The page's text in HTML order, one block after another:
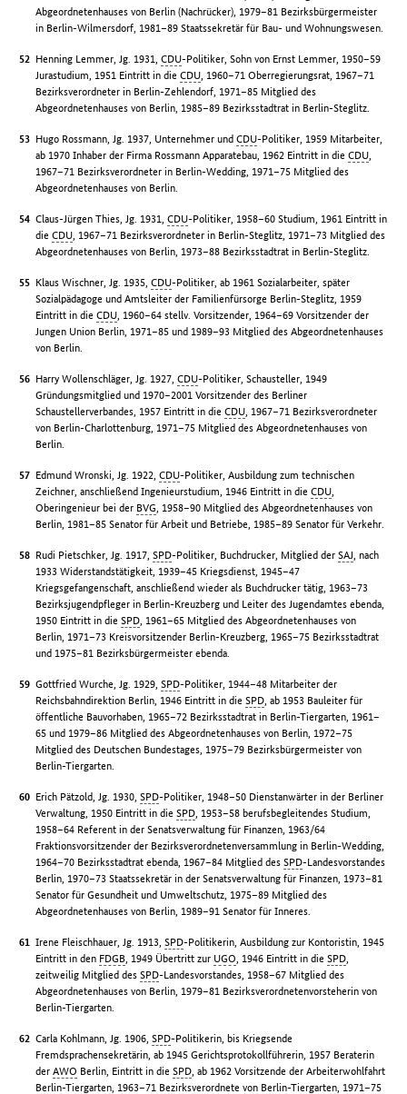
Abgeordnetenhauses von Berlin (Nachrücker), 1979–81 Bezirksbürgermeister
in Berlin-Wilmersdorf, 1981–89 Staatssekretär für Bau- und Wohnungswesen.
Henning Lemmer, Jg. 1931,CDU-Politiker, Sohn von Ernst Lemmer, 1950–59
Jurastudium, 1951 Eintritt in dieCDU , 1960–71 Oberregierungsrat, 1967–71
Bezirksverordneter in Berlin-Zehlendorf, 1971–85 Mitglied des
Abgeordnetenhauses von Berlin, 1985–89 Bezirksstadtrat in Berlin-Steglitz.
Hugo Rossmann, Jg. 1937, Unternehmer undCDU-Politiker, 1959 Mitarbeiter,
ab 1970 Inhaber der Firma Rossmann Apparatebau, 1962 Eintritt in dieCDU
1967–71 Bezirksverordneter in Berlin-Wedding, 1971–75 Mitglied des
Abgeordnetenhauses von Berlin.
Claus-Jürgen Thies, Jg. 1931,CDU-Politiker, 1958–60 Studium, 1961 Eintritt in
dieCDU , 1967–71 Bezirksverordneter in Berlin-Steglitz, 1971–73 Mitglied des
Abgeordnetenhauses von Berlin, 1973–88 Bezirksstadtrat in Berlin-Steglitz.
Klaus Wischner, Jg. 1935,CDU-Politiker, ab 1961 Sozialarbeiter, später
Sozialpädagoge und Amtsleiter der Familienfürsorge Berlin-Steglitz, 1959
Eintritt in dieCDU , 1960–64 stellv. Vorsitzender, 1964–69 Vorsitzender der
Jungen Union Berlin, 1971–85 und 1989–93 Mitglied des Abgeordnetenhauses
von Berlin.
Harry Wollenschläger, Jg. 1927,CDU-Politiker, Schausteller, 1949
Gründungsmitglied und 1970–2001 Vorsitzender des Berliner
Schaustellerverbandes, 1957 Eintritt in dieCDU , 1967–71 Bezirksverordneter
von Berlin-Charlottenburg, 1971–75 Mitglied des Abgeordnetenhauses von
Berlin.
Edmund Wronski, Jg. 1922,CDU-Politiker, Ausbildung zum technischen
Zeichner, anschließend Ingenieurstudium, 1946 Eintritt in dieCDU
Oberingenieur bei der BVG , 1958–90 Mitglied des Abgeordnetenhauses von
Berlin, 1981–85 Senator für Arbeit und Betriebe, 1985–89 Senator für Verkehr.
Rudi Pietschker, Jg. 1917,SPD-Politiker, Buchdrucker, Mitglied derSAJ , nach
1933 Widerstandstätigkeit, 1939–45 Kriegsdienst, 1945–47
Kriegsgefangenschaft, anschließend wieder als Buchdrucker tätig, 1963–73
Bezirksjugendpfleger in Berlin-Kreuzberg und Leiter des Jugendamtes ebenda,
1950 Eintritt in dieSPD , 1961–65 Mitglied des Abgeordnetenhauses von
Berlin, 1971–73 Kreisvorsitzender Berlin-Kreuzberg, 1965–75 Bezirksstadtrat
und 1975–81 Bezirksbürgermeister ebenda.
Gottfried Wurche, Jg. 1929,SPD-Politiker, 1944–48 Mitarbeiter der
Reichsbahndirektion Berlin, 1946 Eintritt in dieSPD , ab 1953 Bauleiter für
öffentliche Bauvorhaben, 1965–72 Bezirksstadtrat in Berlin-Tiergarten, 1961–
65 und 1979–86 Mitglied des Abgeordnetenhauses von Berlin, 1972–75
Mitglied des Deutschen Bundestages, 1975–79 Bezirksbürgermeister von
Berlin-Tiergarten.
Erich Pätzold, Jg. 1930,SPD-Politiker, 1948–50 Dienstanwärter in der Berliner
Verwaltung, 1950 Eintritt in dieSPD , 1953–58 berufsbegleitendes Studium,
1958–64 Referent in der Senatsverwaltung für Finanzen, 1963/64
Fraktionsvorsitzender der Bezirksverordnetenversammlung in Berlin-Wedding,
1964–70 Bezirksstadtrat ebenda, 1967–84 Mitglied desSPD-Landesvorstandes
Berlin, 1970–73 Staatssekretär in der Senatsverwaltung für Finanzen, 1973–81
Senator für Gesundheit und Umweltschutz, 1975–89 Mitglied des
Abgeordnetenhauses von Berlin, 1989–91 Senator für Inneres.
Irene Fleischhauer, Jg. 1913,SPD-Politikerin, Ausbildung zur Kontoristin, 1945
Eintritt in den FDGB , 1949 Übertritt zur UGO , 1946 Eintritt in dieSPD
zeitweilig Mitglied desSPD-Landesvorstandes, 1958–67 Mitglied des
Abgeordnetenhauses von Berlin, 1979–81 Bezirksverordnetenvorsteherin von
Berlin-Tiergarten.
Carla Kohlmann, Jg. 1906,SPD-Politikerin, bis Kriegsende
Fremdsprachensekretärin, ab 1945 Gerichtsprotokollführerin, 1957 Beraterin
derAWO Berlin, Eintritt in dieSPD , ab 1962 Vorsitzende der Arbeiterwohlfahrt
Berlin-Tiergarten, 1963–71 Bezirksverordnete von Berlin-Tiergarten, 1971–75